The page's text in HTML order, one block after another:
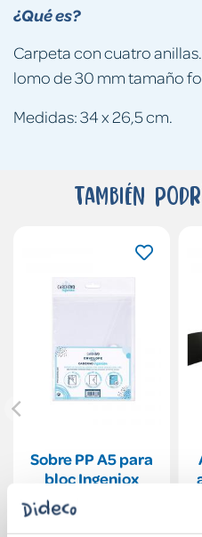
¿Qué es?
Carpeta con cuatro
lomo de 30 mm tamaño
Medidas: 34 x 26,5 cm.
También
Sobre PP A5 para
bloc Ingeniox
transparente con
cierre de velcro